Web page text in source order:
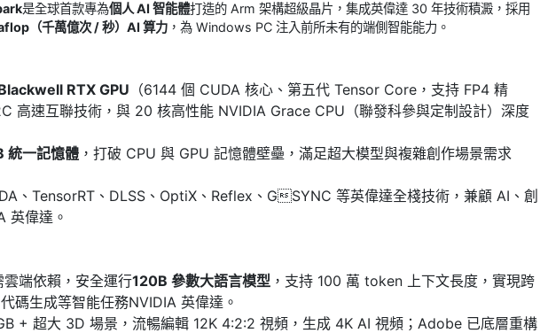
是全球首款專為個人 AI 智能體打造的 Arm 架構超級晶片，集成英偉達 30 年技術積澱，採用
（千萬億次 / 秒）AI 算力 ，為 Windows PC 注入前所未有的端側智能能力。
RTX GPU （6144 個 CUDA 核心、第五代 Tensor Core，支持 FP4 精
高速互聯技術，與 20 核高性能 NVIDIA Grace CPU（聯發科參與定制設計）深度
統一記憶體 ，打破 CPU 與 GPU 記憶體壁壘，滿足超大模型與複雜創作場景需求
、TensorRT、DLSS、OptiX、Reflex、GSYNC 等英偉達全棧技術，兼顧 AI、創
英偉達。
雲端依賴，安全運行120B 參數大語言模型 ，支持 100 萬 token 上下文長度，實現跨
碼生成等智能任務NVIDIA 英偉達。
+ 超大 3D 場景，流暢編輯 12K 4:2:2 視頻，生成 4K AI 視頻；Adobe 已底層重構